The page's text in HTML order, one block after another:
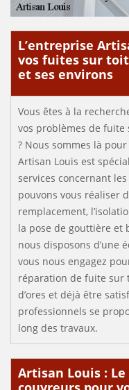
L’entreprise
vos fuites sur
et ses environs
Vous êtes à la
vos problèmes de fuite
? Nous sommes là
Artisan Louis est
services concernant
pouvons vous réaliser
remplacement,
la pose de gouttière et
nous disposons d’une
vous nous engagez
réparation de fuite sur
d’ores et déjà être
professionnels se
long des travaux.
Artisan Louis :